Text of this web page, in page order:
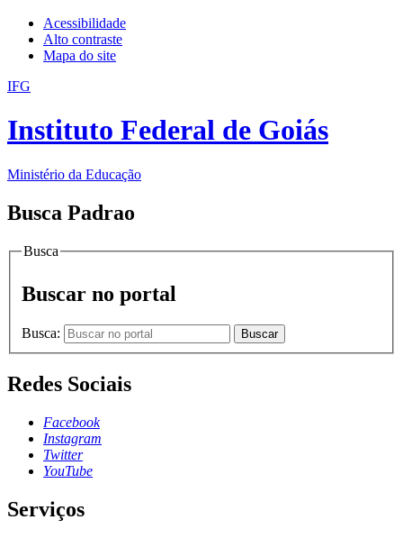
Acessibilidade
Alto contraste
Mapa do site
IFG
Instituto Federal de Goiás
Ministério da Educação
Busca Padrao
Busca
Buscar no portal
Busca: Buscar
Redes Sociais
Facebook
Instagram
Twitter
YouTube
Serviços